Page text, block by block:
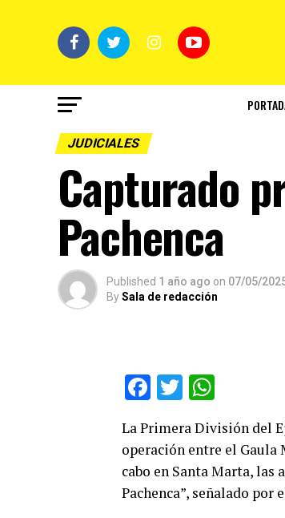
JUDICIALES
Capturado
Pachenca
Published 1 año ago on 07/05/
BySala de redacción
Facebook
Twitter
La Primera División del
operación entre el
cabo en Santa Marta,
Pachenca”, señalado